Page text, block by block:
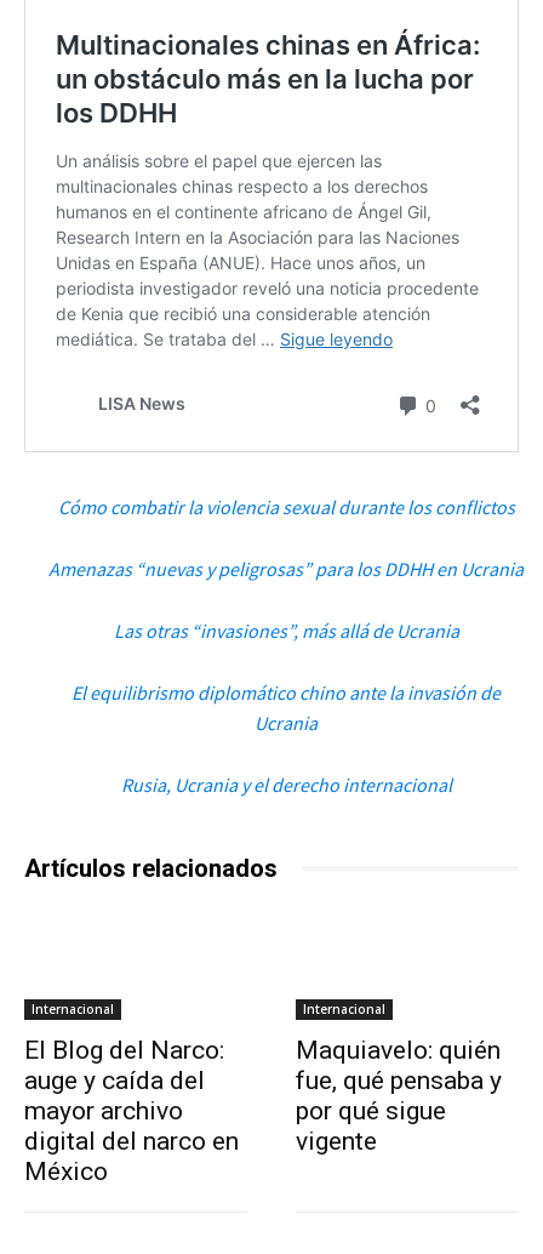
Cómo combatir la violencia sexual durante los conflictos
Amenazas “nuevas y peligrosas” para los DDHH en Ucrania
Las otras “invasiones”, más allá de Ucrania
El equilibrismo diplomático chino ante la invasión de
Ucrania
Rusia, Ucrania y el derecho internacional
Artículos relacionados
Internacional
El Blog del Narco:
auge y caída del
mayor archivo
digital del narco en
México
Internacional
Maquiavelo: quién
fue, qué pensaba y
por qué sigue
vigente